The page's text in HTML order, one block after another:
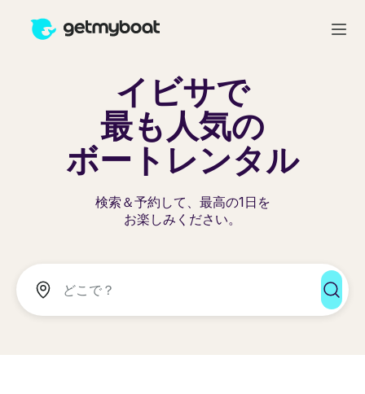
イビサで
最も人気の
ボートレンタル
検索＆予約して、最高の1日を
お楽しみください。